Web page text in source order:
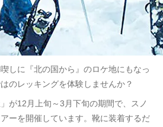
しに『北の国から』のロケ地にもなっ
のレッキングを体験しませんか？
が12月上旬～3月下旬の期間で、スノ
ーを開催しています。靴に装着するだ